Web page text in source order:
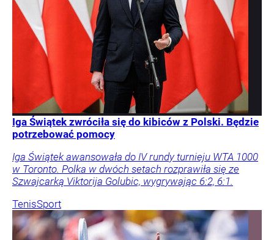
Iga Świątek zwróciła się do kibiców z Polski. Będzie
potrzebować pomocy
Iga Świątek awansowała do IV rundy turnieju WTA 1000
w Toronto. Polka w dwóch setach rozprawiła się ze
Szwajcarką Viktorija Golubic, wygrywając 6:2, 6:1.
TenisSport